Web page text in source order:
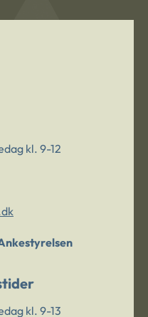
kl. 9-12
kl. 9-13